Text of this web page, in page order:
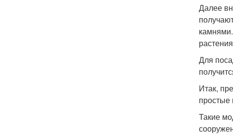
Далее
Для
Итак,
простые
Такие